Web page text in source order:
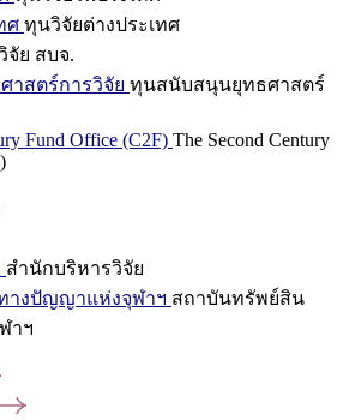
ศ ทุนวิจัยต่างประเทศ
จัย สบจ.
สตร์การวิจัย ทุนสนับสนุนยุทธศาสตร์
Fund Office (C2F) The Second Century
สำนักบริหารวิจัย
างปัญญาแห่งจุฬาฯ สถาบันทรัพย์สิน
าฯ